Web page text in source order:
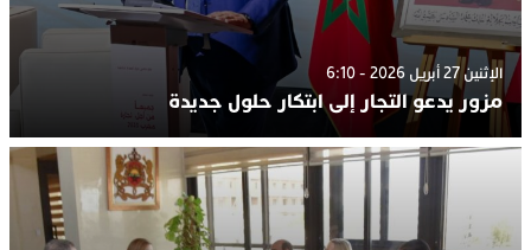
الإثنين 27 أبريل 2026 - 6:10
مزور يدعو التجار إلى ابتكار حلول جديدة